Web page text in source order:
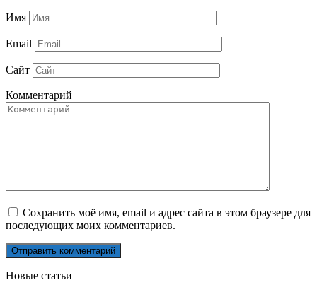
Имя
Email
Сайт
Комментарий
Сохранить моё имя, email и адрес сайта в этом браузере для
последующих моих комментариев.
Новые статьи